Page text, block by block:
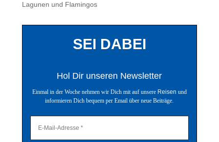
Lagunen und Flamingos
SEI DABEI
Hol Dir unseren Newsletter
Einmal in der Woche nehmen wir Dich mit auf unsere Reisen und
informieren Dich bequem per Email über neue Beiträge.